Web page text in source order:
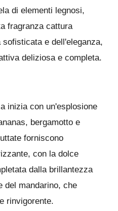
di elementi legnosi,
fragranza cattura
e dell'eleganza,
deliziosa e completa.
inizia con un'esplosione
bergamotto e
forniscono
con la dolce
dalla brillantezza
del mandarino, che
rinvigorente.